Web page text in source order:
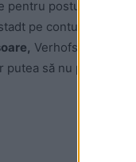
pentru postul de
pe contul său de
Verhofstadt şi
putea să nu participe